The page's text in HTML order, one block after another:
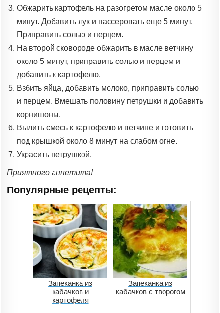
Обжарить картофель на разогретом масле около 5
минут. Добавить лук и пассеровать еще 5 минут.
Приправить солью и перцем.
На второй сковороде обжарить в масле ветчину
около 5 минут, приправить солью и перцем и
добавить к картофелю.
Взбить яйца, добавить молоко, приправить солью
и перцем. Вмешать половину петрушки и добавить
корнишоны.
Вылить смесь к картофелю и ветчине и готовить
под крышкой около 8 минут на слабом огне.
Украсить петрушкой.
Приятного аппетита!
Популярные рецепты:
Запеканка из
кабачков и
картофеля
Запеканка из
кабачков с творогом